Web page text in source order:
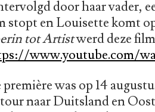
door haar vader,
stopt en Louisette komt
tot Artistwerd deze
www.youtube.com/
première was op 14
naar Duitsland en